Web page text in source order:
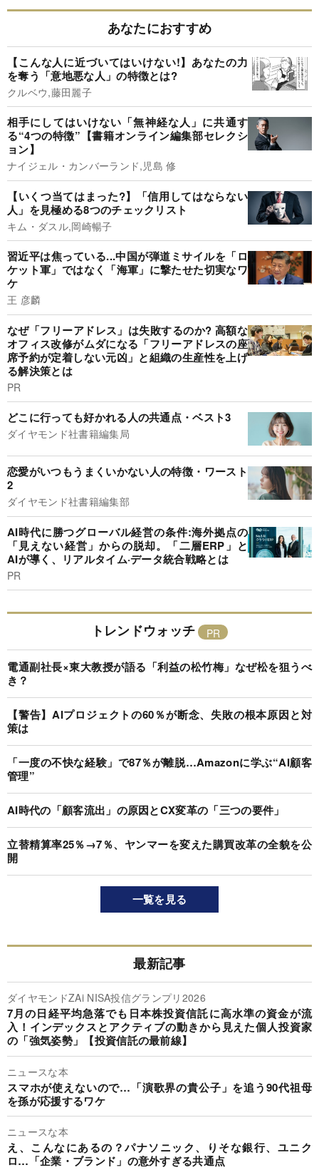
あなたにおすすめ
【こんな人に近づいてはいけない!】あなたの力
を奪う「意地悪な人」の特徴とは?
クルベウ,藤田麗子
相手にしてはいけない「無神経な人」に共通す
る“4つの特徴”【書籍オンライン編集部セレクシ
ョン】
ナイジェル・カンバーランド,児島 修
【いくつ当てはまった?】「信用してはならない
人」を見極める8つのチェックリスト
キム・ダスル,岡崎暢子
習近平は焦っている...中国が弾道ミサイルを「ロ
ケット軍」ではなく「海軍」に撃たせた切実なワ
ケ
王 彦麟
なぜ「フリーアドレス」は失敗するのか? 高額な
オフィス改修がムダになる「フリーアドレスの座
席予約が定着しない元凶」と組織の生産性を上げ
る解決策とは
PR
どこに行っても好かれる人の共通点・ベスト3
ダイヤモンド社書籍編集局
恋愛がいつもうまくいかない人の特徴・ワースト
2
ダイヤモンド社書籍編集部
AI時代に勝つグローバル経営の条件:海外拠点の
「見えない経営」からの脱却。「二層ERP」と
AIが導く、リアルタイム·データ統合戦略とは
PR
トレンドウォッチ
電通副社長×東大教授が語る「利益の松竹梅」なぜ松を狙うべ
き？
【警告】AIプロジェクトの60％が断念、失敗の根本原因と対
策は
「一度の不快な経験」で87％が離脱…Amazonに学ぶ“AI顧客
管理”
AI時代の「顧客流出」の原因とCX変革の「三つの要件」
立替精算率25％→7％、ヤンマーを変えた購買改革の全貌を公
開
一覧を見る
最新記事
ダイヤモンドZAi NISA投信グランプリ2026
7月の日経平均急落でも日本株投資信託に高水準の資金が流
入！インデックスとアクティブの動きから見えた個人投資家
の「強気姿勢」【投資信託の最前線】
ニュースな本
スマホが使えないので…「演歌界の貴公子」を追う90代祖母
を孫が応援するワケ
ニュースな本
え、こんなにあるの？パナソニック、りそな銀行、ユニク
ロ…「企業・ブランド」の意外すぎる共通点